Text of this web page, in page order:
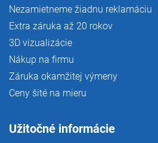
Nezamietneme žiadnu reklamáciu
Extra záruka až 20 rokov
3D vizualizácie
Nákup na firmu
Záruka okamžitej výmeny
Ceny šité na mieru
Užitočné informácie